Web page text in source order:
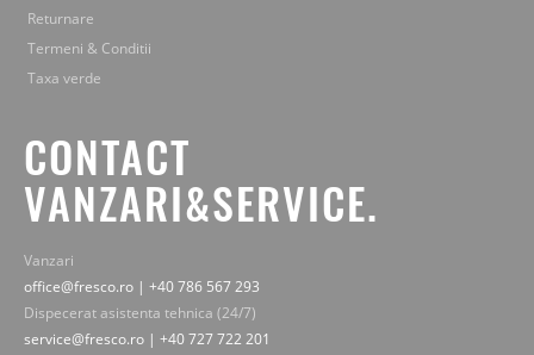
Returnare
Termeni & Conditii
Taxa verde
CONTACT
VANZARI&SERVICE.
Vanzari
office@fresco.ro | +40 786 567 293
Dispecerat asistenta tehnica (24/7)
service@fresco.ro | +40 727 722 201